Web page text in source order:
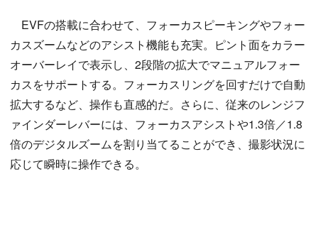
EVFの搭載に合わせて、フォーカスピーキングやフォー
カスズームなどのアシスト機能も充実。ピント面をカラー
オーバーレイで表示し、2段階の拡大でマニュアルフォー
カスをサポートする。フォーカスリングを回すだけで自動
拡大するなど、操作も直感的だ。さらに、従来のレンジフ
ァインダーレバーには、フォーカスアシストや1.3倍／1.8
倍のデジタルズームを割り当てることができ、撮影状況に
応じて瞬時に操作できる。